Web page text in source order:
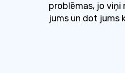
problēmas, jo viņi
jums un dot jums